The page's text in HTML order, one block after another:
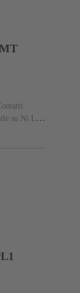
su Ni Lato